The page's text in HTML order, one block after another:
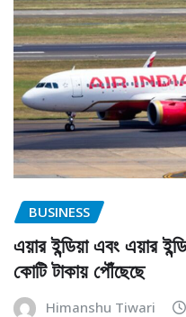
BUSINESS
এয়ার ইন্ডিয়া এবং এয়ার
কোটি টাকায় পৌঁছেছে
Himanshu Tiwari